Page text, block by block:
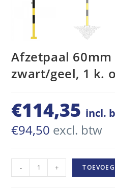
Afzetpaal
zwart/geel, 1 k.
€114,35 incl.
€94,50 excl. btw
Afzetpaal
60mm
- +